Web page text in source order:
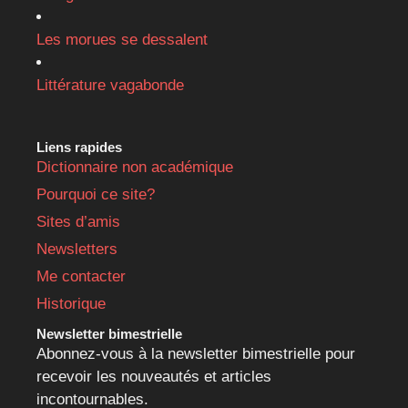
Les morues se dessalent
Littérature vagabonde
Liens rapides
Dictionnaire non académique
Pourquoi ce site?
Sites d’amis
Newsletters
Me contacter
Historique
Newsletter bimestrielle
Abonnez-vous à la newsletter bimestrielle pour
recevoir les nouveautés et articles
incontournables.